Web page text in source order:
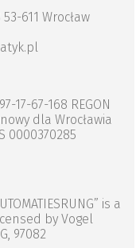
611 Wrocław
17-67-168 REGON
dla Wrocławia
0000370285
is a
by Vogel
97082